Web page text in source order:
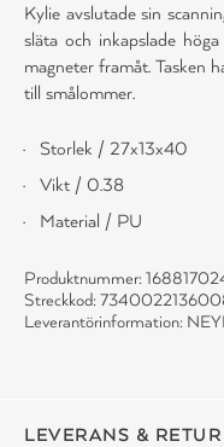
Kylie avslutade sin
släta och inkapslade
magneter framåt. Tasken
till smålommer.
Storlek / 27x13x40
Vikt / 0.38
Material / PU
Produktnummer:
Streckkod:
Leverantörinformation:
LEVERANS & RETUR